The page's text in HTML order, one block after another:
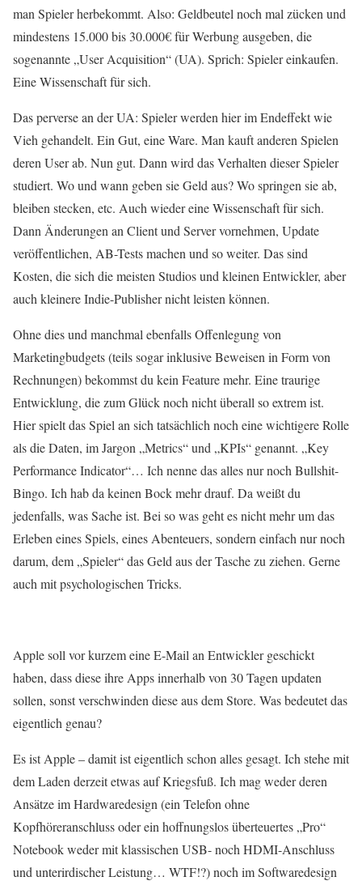
man Spieler herbekommt. Also: Geldbeutel noch mal zücken und
mindestens 15.000 bis 30.000€ für Werbung ausgeben, die
sogenannte „User Acquisition“ (UA). Sprich: Spieler einkaufen.
Eine Wissenschaft für sich.
Das perverse an der UA: Spieler werden hier im Endeffekt wie
Vieh gehandelt. Ein Gut, eine Ware. Man kauft anderen Spielen
deren User ab. Nun gut. Dann wird das Verhalten dieser Spieler
studiert. Wo und wann geben sie Geld aus? Wo springen sie ab,
bleiben stecken, etc. Auch wieder eine Wissenschaft für sich.
Dann Änderungen an Client und Server vornehmen, Update
veröffentlichen, AB-Tests machen und so weiter. Das sind
Kosten, die sich die meisten Studios und kleinen Entwickler, aber
auch kleinere Indie-Publisher nicht leisten können.
Ohne dies und manchmal ebenfalls Offenlegung von
Marketingbudgets (teils sogar inklusive Beweisen in Form von
Rechnungen) bekommst du kein Feature mehr. Eine traurige
Entwicklung, die zum Glück noch nicht überall so extrem ist.
Hier spielt das Spiel an sich tatsächlich noch eine wichtigere Rolle
als die Daten, im Jargon „Metrics“ und „KPIs“ genannt. „Key
Performance Indicator“… Ich nenne das alles nur noch Bullshit-
Bingo. Ich hab da keinen Bock mehr drauf. Da weißt du
jedenfalls, was Sache ist. Bei so was geht es nicht mehr um das
Erleben eines Spiels, eines Abenteuers, sondern einfach nur noch
darum, dem „Spieler“ das Geld aus der Tasche zu ziehen. Gerne
auch mit psychologischen Tricks.
Apple soll vor kurzem eine E-Mail an Entwickler geschickt
haben, dass diese ihre Apps innerhalb von 30 Tagen updaten
sollen, sonst verschwinden diese aus dem Store. Was bedeutet das
eigentlich genau?
Es ist Apple – damit ist eigentlich schon alles gesagt. Ich stehe mit
dem Laden derzeit etwas auf Kriegsfuß. Ich mag weder deren
Ansätze im Hardwaredesign (ein Telefon ohne
Kopfhöreranschluss oder ein hoffnungslos überteuertes „Pro“
Notebook weder mit klassischen USB- noch HDMI-Anschluss
und unterirdischer Leistung… WTF!?) noch im Softwaredesign